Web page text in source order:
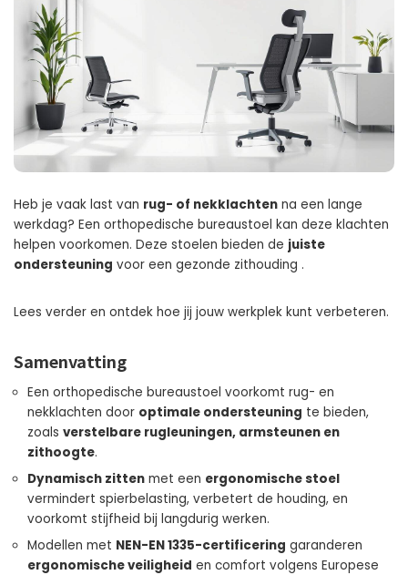
Heb je vaak last van rug- of nekklachten na een lange
werkdag? Een orthopedische bureaustoel kan deze klachten
helpen voorkomen. Deze stoelen bieden de juiste
ondersteuning voor een gezonde zithouding .
Lees verder en ontdek hoe jij jouw werkplek kunt verbeteren.
Samenvatting
Een orthopedische bureaustoel voorkomt rug- en
nekklachten door optimale ondersteuning te bieden,
zoals verstelbare rugleuningen, armsteunen en
zithoogte.
Dynamisch zitten met een ergonomische stoel
vermindert spierbelasting, verbetert de houding, en
voorkomt stijfheid bij langdurig werken.
Modellen met NEN-EN 1335-certificering garanderen
ergonomische veiligheid en comfort volgens Europese